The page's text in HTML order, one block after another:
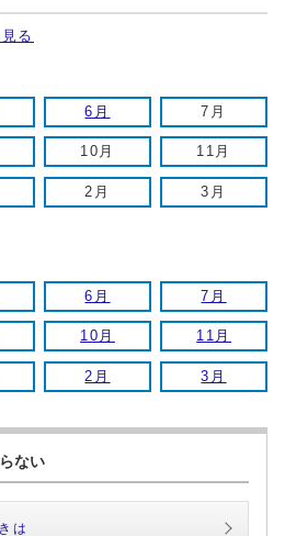
る
6月 7月
10月 11月
2月 3月
6月 7月
10月 11月
2月 3月
ない
は